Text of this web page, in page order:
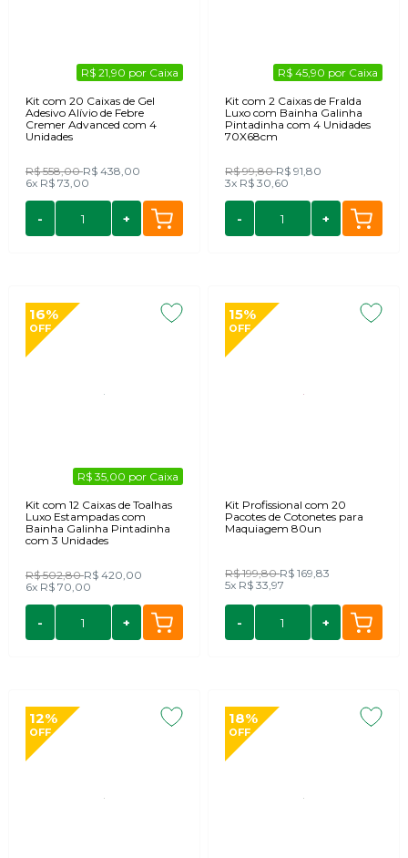
R$ 21,90 por Caixa
Kit com 20 Caixas de Gel
Adesivo Alívio de Febre
Cremer Advanced com 4
Unidades
R$ 558,00R$ 438,00
6x R$ 73,00
- +
R$ 45,90 por Caixa
Kit com 2 Caixas de Fralda
Luxo com Bainha Galinha
Pintadinha com 4 Unidades
70X68cm
R$ 99,80R$ 91,80
3x R$ 30,60
- +
16%
OFF
R$ 35,00 por Caixa
Kit com 12 Caixas de Toalhas
Luxo Estampadas com
Bainha Galinha Pintadinha
com 3 Unidades
R$ 502,80R$ 420,00
6x R$ 70,00
- +
15%
OFF
Kit Profissional com 20
Pacotes de Cotonetes para
Maquiagem 80un
R$ 199,80R$ 169,83
5x R$ 33,97
- +
12%
OFF
18%
OFF